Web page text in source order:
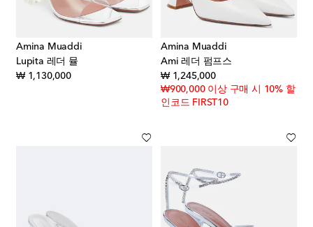
Amina Muaddi
Lupita 레더 뮬
₩ 1,130,000original price
Amina Muaddi
Ami 레더 펌프스
₩ 1,245,000original price
₩900,000 이상 구매 시 10% 할
인코드 FIRST10